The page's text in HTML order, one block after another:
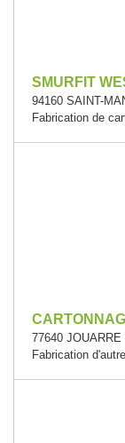
SMURFIT
94160 SAINT-
Fabrication de
77640
Fabrication